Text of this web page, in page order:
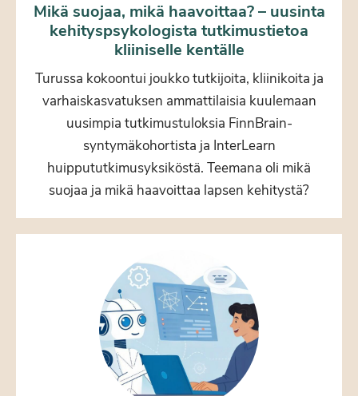
Mikä suojaa, mikä haavoittaa? – uusinta
kehityspsykologista tutkimustietoa
kliiniselle kentälle
Turussa kokoontui joukko tutkijoita, kliinikoita ja
varhaiskasvatuksen ammattilaisia kuulemaan
uusimpia tutkimustuloksia FinnBrain-
syntymäkohortista ja InterLearn
huippututkimusyksiköstä. Teemana oli mikä
suojaa ja mikä haavoittaa lapsen kehitystä?